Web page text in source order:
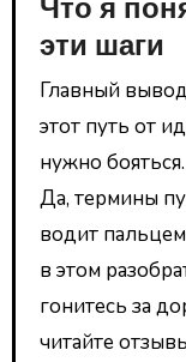
Что я
эти шаги
Главный
этот путь от
нужно
Да, термины
водит
в этом
гонитесь за
читайте